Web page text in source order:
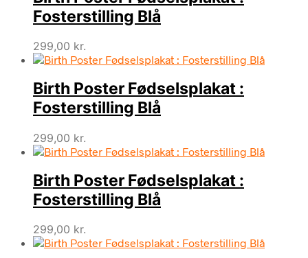
Fosterstilling Blå
299,00 kr.
Birth Poster Fødselsplakat :
Fosterstilling Blå
299,00 kr.
Birth Poster Fødselsplakat :
Fosterstilling Blå
299,00 kr.